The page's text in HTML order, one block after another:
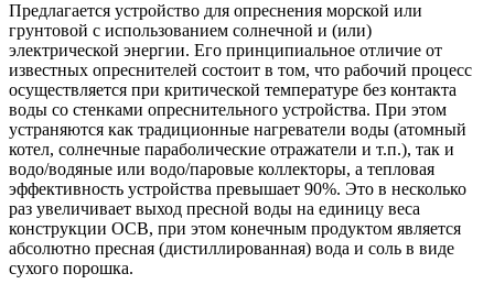
Предлагается устройство для опреснения морской или
грунтовой с использованием солнечной и (или)
электрической энергии. Его принципиальное отличие от
известных опреснителей состоит в том, что рабочий процесс
осуществляется при критической температуре без контакта
воды со стенками опреснительного устройства. При этом
устраняются как традиционные нагреватели воды (атомный
котел, солнечные параболические отражатели и т.п.), так и
водо/водяные или водо/паровые коллекторы, а тепловая
эффективность устройства превышает 90%. Это в несколько
раз увеличивает выход пресной воды на единицу веса
конструкции ОСВ, при этом конечным продуктом является
абсолютно пресная (дистиллированная) вода и соль в виде
сухого порошка.